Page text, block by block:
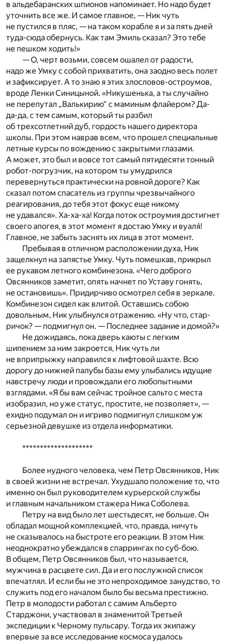
в альдебаранских шпионов напоминает. Но надо будет
уточнить все же. И самое главное, — Ник чуть
не пустился в пляс, — на таком корабле я и за пять дней
туда-сюда обернусь. Как там Эмиль сказал? Это тебе
не пешком ходить!»
— О, черт возьми, совсем ошалел от радости,
надо же Умку с собой прихватить, она заодно весь полет
и зафиксирует. А то знаю я этих злословов-остроумов,
вроде Ленки Синицыной. «Никушенька, а ты случайно
не перепутал „Валькирию“ с маминым флайером? Да-
да-да, с тем самым, который ты разбил
об трехсотлетний дуб, гордость нашего директора
школы. При этом наврав всем, что прошел специальные
летные курсы по вождению с закрытыми глазами.
А может, это был и вовсе тот самый пятидесяти тонный
робот-погрузчик, на котором ты умудрился
перевернуться практически на ровной дороге? Как
сказал потом спасатель из группы чрезвычайного
реагирования, до тебя этот фокус еще никому
не удавался». Ха-ха-ха! Когда поток остроумия достигнет
своего апогея, в этот момент я достаю Умку и вуаля́!
Главное, не забыть заснять их лица в этот момент.
Пребывая в отличном расположении духа, Ник
защелкнул на запястье Умку. Чуть помешкав, прикрыл
ее рукавом летного комбинезона. «Чего доброго
Овсянников заметит, опять начнет по Уставу гонять,
не остановишь». Придирчиво осмотрел себя в зеркале.
Комбинезон сидел как влитой. Оставшись собою
довольным, Ник улыбнулся отражению. «Ну что, стар-
ричок? — подмигнул он. — Последнее задание и домой?»
Не дожидаясь, пока дверь каюты с легким
шипением за ним закроется, Ник чуть ли
не вприпрыжку направился к лифтовой шахте. Всю
дорогу до нижней палубы базы ему улыбались идущие
навстречу люди и провождали его любопытными
взглядами. «Я бы вам сейчас тройное сальто с места
изобразил, но уже статус, простите, не позволяет», —
ехидно подумал он и игриво подмигнул слишком уж
серьезной девушке из отдела информатики.
********************
Более нудного человека, чем Петр Овсянников, Ник
в своей жизни не встречал. Ухудшало положение то, что
именно он был руководителем курьерской службы
и главным начальником стажера Ника Соболева.
Петру на вид было лет шестьдесят, не больше. Он
обладал мощной комплекцией, что, правда, ничуть
не сказывалось на быстроте его реакции. В этом Ник
неоднократно убеждался в спаррингах по суб-бою.
В общем, Петр Овсянников был, что называется,
мужчина в расцвете сил. Да и его послужной список
впечатлял. И если бы не это непроходимое занудство, то
служить под его началом было бы весьма престижно.
Петр в молодости работал с самим Альберто
Старджони, участвовал в знаменитой Третьей
экспедиции к Черному пульсару. Тогда их экипажу
впервые за все исследование космоса удалось